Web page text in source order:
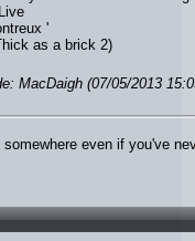
'
as a brick 2)
MacDaigh (07/05/2013
even if you've